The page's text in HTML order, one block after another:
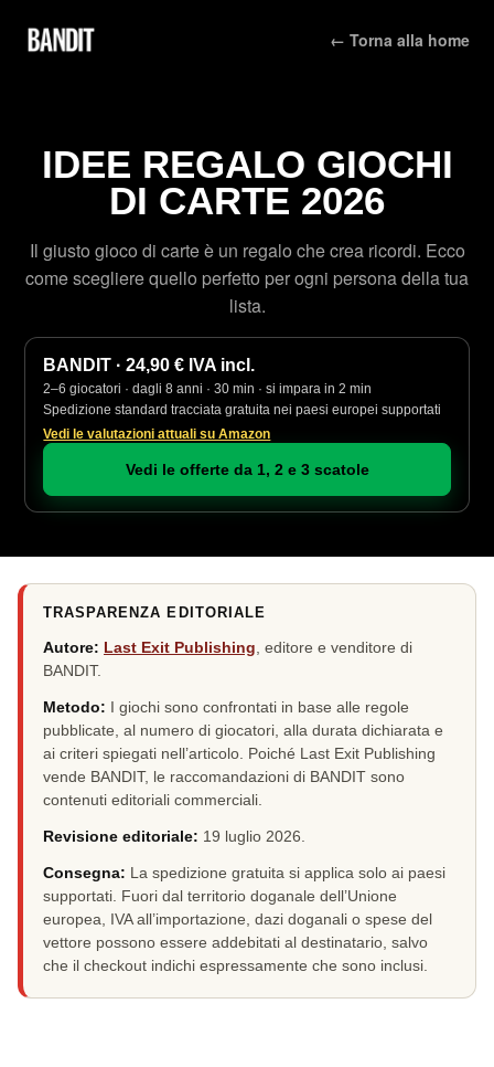
← Torna alla home
IDEE REGALO GIOCHI
DI CARTE 2026
Il giusto gioco di carte è un regalo che crea ricordi. Ecco
come scegliere quello perfetto per ogni persona della tua
lista.
BANDIT · 24,90 € IVA incl.
2–6 giocatori · dagli 8 anni · 30 min · si impara in 2 min
Spedizione standard tracciata gratuita nei paesi europei supportati
Vedi le valutazioni attuali su Amazon
Vedi le offerte da 1, 2 e 3 scatole
TRASPARENZA EDITORIALE
Autore: Last Exit Publishing , editore e venditore di
BANDIT.
Metodo: I giochi sono confrontati in base alle regole
pubblicate, al numero di giocatori, alla durata dichiarata e
ai criteri spiegati nell’articolo. Poiché Last Exit Publishing
vende BANDIT, le raccomandazioni di BANDIT sono
contenuti editoriali commerciali.
Revisione editoriale: 19 luglio 2026
Consegna: La spedizione gratuita si applica solo ai paesi
supportati. Fuori dal territorio doganale dell’Unione
europea, IVA all’importazione, dazi doganali o spese del
vettore possono essere addebitati al destinatario, salvo
che il checkout indichi espressamente che sono inclusi.